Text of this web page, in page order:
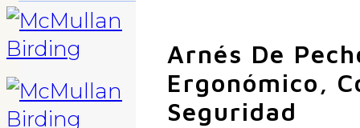
Arnés De
Ergonómico,
Seguridad